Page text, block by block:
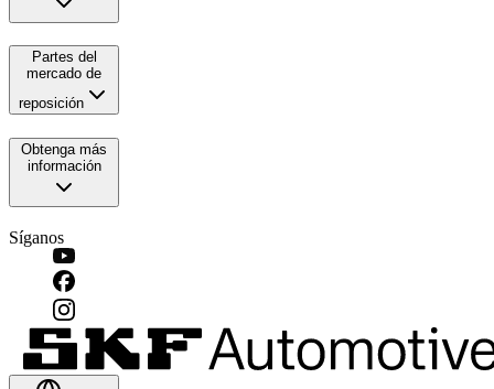
Partes del
mercado de
reposición
Obtenga más
información
Síganos